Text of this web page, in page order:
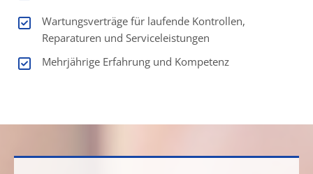
Wartungsverträge für laufende Kontrollen,
Reparaturen und Serviceleistungen
Mehrjährige Erfahrung und Kompetenz